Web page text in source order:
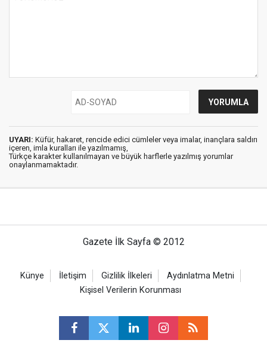
UYARI: Küfür, hakaret, rencide edici cümleler veya imalar, inançlara saldırı
içeren, imla kuralları ile yazılmamış,
Türkçe karakter kullanılmayan ve büyük harflerle yazılmış yorumlar
onaylanmamaktadır.
Gazete İlk Sayfa © 2012
Künye İletişim Gizlilik İlkeleri
Aydınlatma Metni
Kişisel Verilerin Korunması